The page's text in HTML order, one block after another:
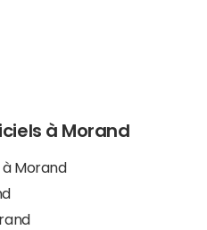
à Morand
Morand